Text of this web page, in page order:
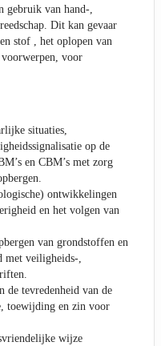
gebruik van hand-,
Dit kan gevaar
stof , het oplopen van
voor
situaties,
op de
en CBM’s met zorg
ontwikkelingen
en het volgen van
van grondstoffen en
met veiligheids-,
de tevredenheid van de
toewijding en zin voor
wijze